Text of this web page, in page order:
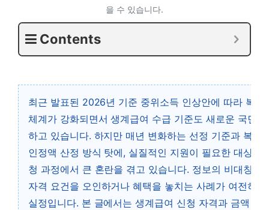
을 수 있습니다.
Contents
최근 발표된 2026년 기준 중위소득 인상안에 따라 복지
체계가 강화되면서 생계급여 수급 기준도 새로운 국면을
하고 있습니다. 하지만 매년 변화하는 선정 기준과 복잡
인정액 산정 방식 탓에, 실질적인 지원이 필요한 대상자
청 과정에서 큰 혼란을 겪고 있습니다. 정보의 비대칭으
자격 요건을 오인하거나 혜택을 놓치는 사례가 여전히
실정입니다. 본 글에서는 생계급여 신청 자격과 금액 –